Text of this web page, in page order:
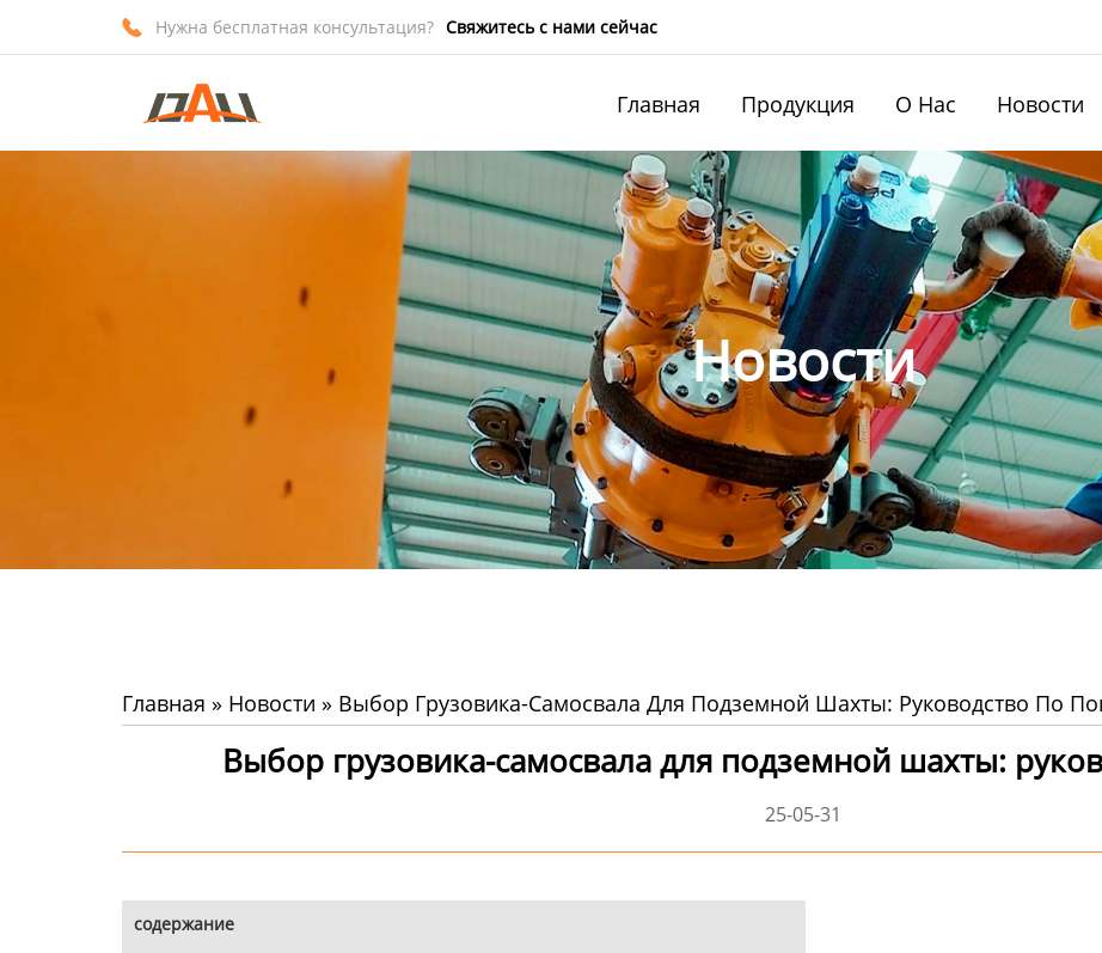
 Нужна бесплатная консультация? Свяжитесь с нами сейчас
Главная Продукция О Нас Новости
О нас
Новости
Главная » Новости » Выбор Грузовика-Самосвала Для Подземной Шахты: Руководство По
Выбор грузовика-самосвала для подземной шахты:
25-05-31
содержание